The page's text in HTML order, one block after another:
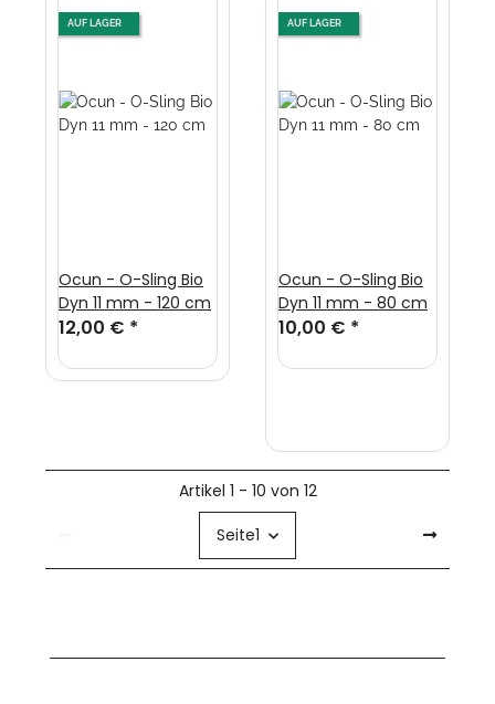
AUF LAGER
Ocun - O-Sling Bio
Dyn 11 mm - 120 cm
12,00 € *
AUF LAGER
Ocun - O-Sling Bio
Dyn 11 mm - 80 cm
10,00 € *
Artikel 1 - 10 von 12
Seite1